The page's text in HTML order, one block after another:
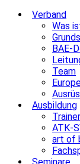
Verband
Was
BAE-
Team
Ausbildung
ATK-
art of